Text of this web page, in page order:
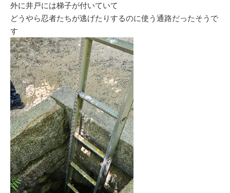
外に井戸には梯子が付いていて
どうやら忍者たちが逃げたりするのに使う通路だったそうで
す